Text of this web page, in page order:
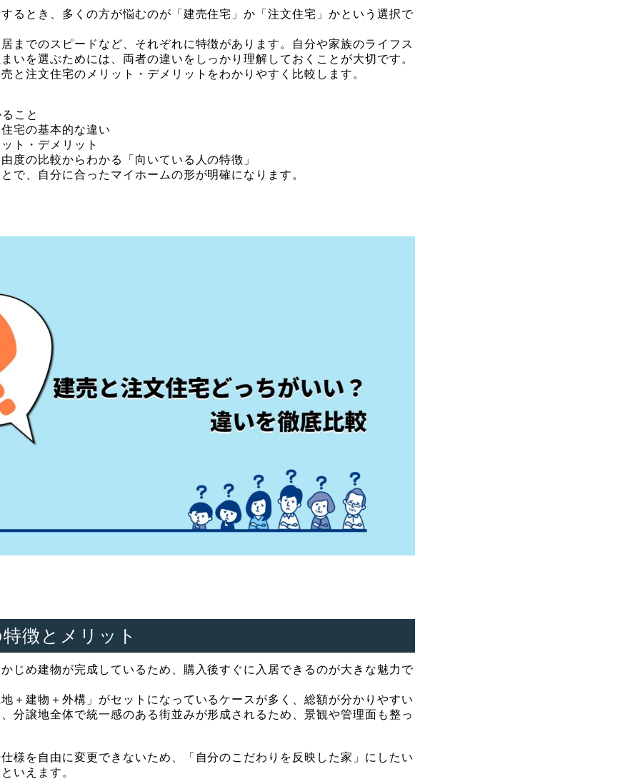
るとき、多くの方が悩むのが「建売住宅」か「注文住宅」かという選択で
までのスピードなど、それぞれに特徴があります。自分や家族のライフス
いを選ぶためには、両者の違いをしっかり理解しておくことが大切です。
と注文住宅のメリット・デメリットをわかりやすく比較します。
こと
宅の基本的な違い
ト・デメリット
度の比較からわかる「向いている人の特徴」
で、自分に合ったマイホームの形が明確になります。
徴とメリット
じめ建物が完成しているため、購入後すぐに入居できるのが大きな魅力で
＋建物＋外構」がセットになっているケースが多く、総額が分かりやすい
分譲地全体で統一感のある街並みが形成されるため、景観や管理面も整っ
様を自由に変更できないため、「自分のこだわりを反映した家」にしたい
いえます。